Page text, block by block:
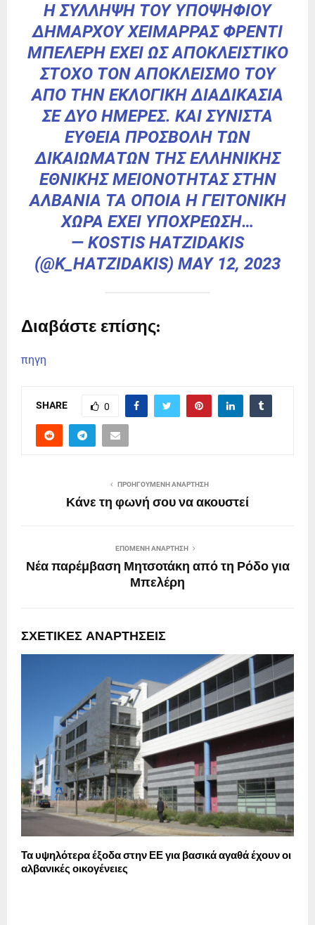
Η ΣΎΛΛΗΨΗ ΤΟΥ ΥΠΟΨΗΦΊΟΥ
ΔΗΜΆΡΧΟΥ ΧΕΙΜΆΡΡΑΣ ΦΡΈΝΤΙ
ΜΠΕΛΈΡΗ ΈΧΕΙ ΩΣ ΑΠΟΚΛΕΙΣΤΙΚΌ
ΣΤΌΧΟ ΤΟΝ ΑΠΟΚΛΕΙΣΜΌ ΤΟΥ
ΑΠΌ ΤΗΝ ΕΚΛΟΓΙΚΉ ΔΙΑΔΙΚΑΣΊΑ
ΣΕ ΔΎΟ ΗΜΈΡΕΣ. ΚΑΙ ΣΥΝΙΣΤΆ
ΕΥΘΕΊΑ ΠΡΟΣΒΟΛΉ ΤΩΝ
ΔΙΚΑΙΩΜΆΤΩΝ ΤΗΣ ΕΛΛΗΝΙΚΉΣ
ΕΘΝΙΚΉΣ ΜΕΙΟΝΌΤΗΤΑΣ ΣΤΗΝ
ΑΛΒΑΝΊΑ ΤΑ ΟΠΟΊΑ Η ΓΕΙΤΟΝΙΚΉ
ΧΏΡΑ ΈΧΕΙ ΥΠΟΧΡΈΩΣΗ…
— KOSTIS HATZIDAKIS
(@K_HATZIDAKIS) MAY 12, 2023
Διαβάστε επίσης:
πηγη
SHARE 0
ΠΡΟΗΓΟΎΜΕΝΗ ΑΝΆΡΤΗΣΗ
Κάνε τη φωνή σου να ακουστεί
ΕΠΌΜΕΝΗ ΑΝΆΡΤΗΣΗ
Νέα παρέμβαση Μητσοτάκη από τη Ρόδο για
Μπελέρη
ΣΧΕΤΙΚΈΣ ΑΝΑΡΤΉΣΕΙΣ
Τα υψηλότερα έξοδα στην ΕΕ για βασικά αγαθά έχουν οι
αλβανικές οικογένειες